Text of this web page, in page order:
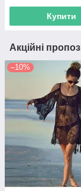
Купити
Акційні
–10%